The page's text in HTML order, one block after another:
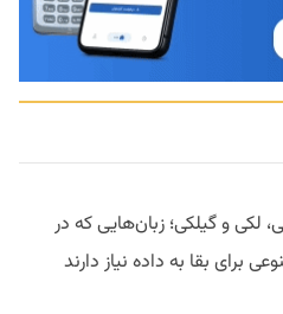
لکی و گیلکی؛ زبان‌هایی که در
بقا به داده نیاز دارند